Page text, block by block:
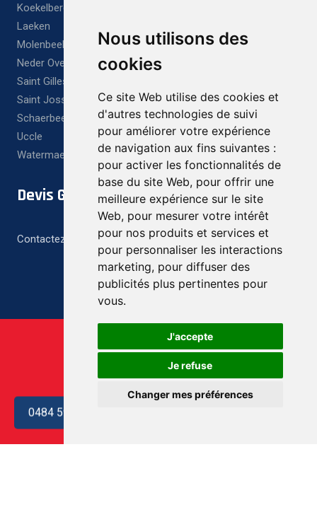
Nous utilisons des
cookies
Ce site Web utilise des cookies et
d'autres technologies de suivi
pour améliorer votre expérience
de navigation aux fins suivantes :
pour activer les fonctionnalités de
base du site Web, pour offrir une
meilleure expérience sur le site
Web, pour mesurer votre intérêt
pour nos produits et services et
pour personnaliser les interactions
marketing, pour diffuser des
publicités plus pertinentes pour
vous.
J'accepte
Je refuse
Changer mes préférences
0484 59 07 89
Koekelberg
Laeken
Molenbeek
Neder Over Heembeek
Saint Gilles
Saint Josse Ten Noode
Schaerbeek
Uccle
Watermael Boitsfort
Devis Gratuit
Contactez-nous pour un devis gratuit et personnalisé